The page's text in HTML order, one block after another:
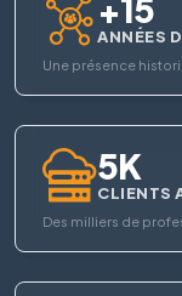
ANNÉES
Une présence
5K
CLIENTS
Des milliers de